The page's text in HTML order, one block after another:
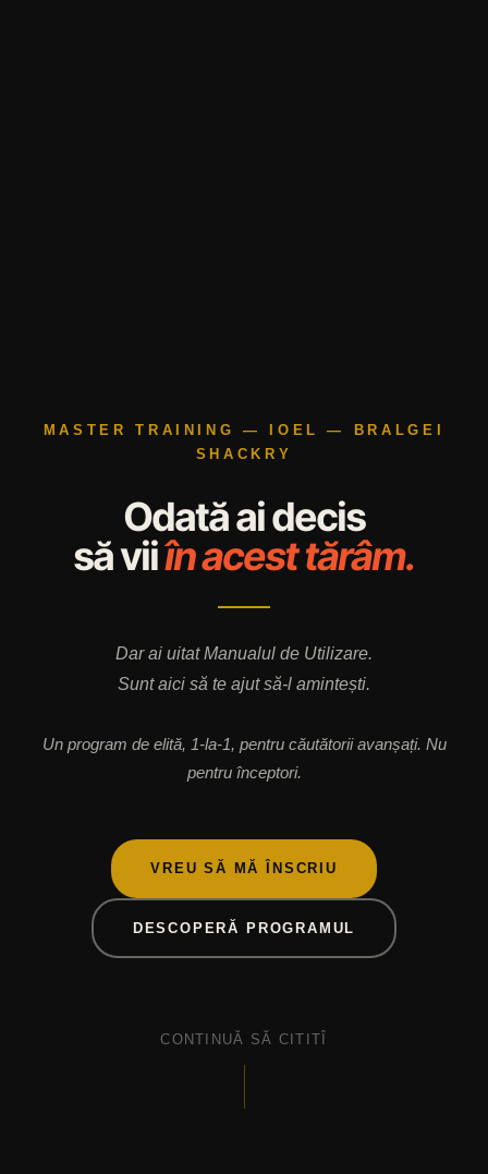
MASTER TRAINING — IOEL — BRALGEI
SHACKRY
Odată ai decis
să viiîn acest tărâm.
Dar ai uitat Manualul de Utilizare.
Sunt aici să te ajut să-l amintești.
Un program de elită, 1-la-1, pentru căutătorii avanșați. Nu
pentru începtori.
VREU SĂ MĂ ÎNSCRIU
DESCOPERĂ PROGRAMUL
CONTINUĂ SĂ CITITÎ